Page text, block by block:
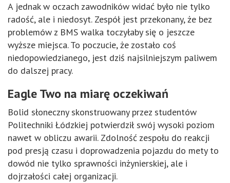
A jednak w oczach zawodników widać było nie tylko
radość, ale i niedosyt. Zespół jest przekonany, że bez
problemów z BMS walka toczyłaby się o jeszcze
wyższe miejsca. To poczucie, że zostało coś
niedopowiedzianego, jest dziś najsilniejszym paliwem
do dalszej pracy.
Eagle Two na miarę oczekiwań
Bolid słoneczny skonstruowany przez studentów
Politechniki Łódzkiej potwierdził swój wysoki poziom
nawet w obliczu awarii. Zdolność zespołu do reakcji
pod presją czasu i doprowadzenia pojazdu do mety to
dowód nie tylko sprawności inżynierskiej, ale i
dojrzałości całej organizacji.